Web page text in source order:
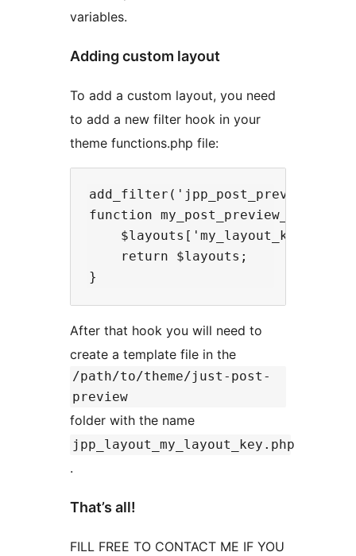
variables.
Adding custom layout
To add a custom layout, you need
to add a new filter hook in your
theme functions.php file:
function
$layouts['my_layout_key'] =
    return $layouts;
After that hook you will need to
create a template file in the
/path/to/theme/just-post-
preview
folder with the name
jpp_layout_my_layout_key.php
.
That’s all!
FILL FREE TO CONTACT ME IF YOU